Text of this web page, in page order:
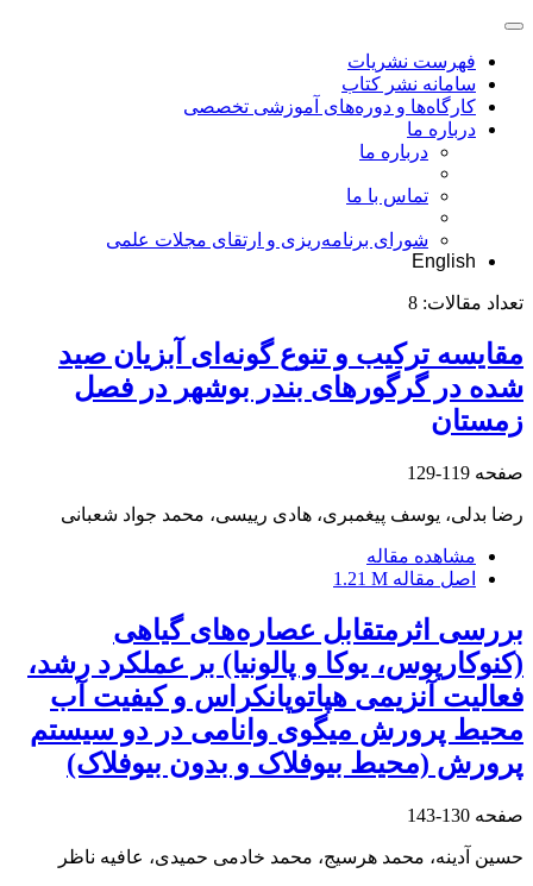
فهرست نشریات
سامانه نشر کتاب
کارگاه‌ها و دوره‌های آموزشی تخصصی
درباره ما
درباره ما
تماس با ما
شورای برنامه‌ریزی و ارتقای مجلات علمی
English
تعداد مقالات: 8
مقایسه ترکیب و تنوع گونه‌ای آبزیان صید
شده در گرگورهای بندر بوشهر در فصل
زمستان
صفحه 119-129
رضا بدلی، یوسف پیغمبری، هادی رییسی، محمد جواد شعبانی
مشاهده مقاله
اصل مقاله 1.21 M
بررسی اثرمتقابل عصاره‌های گیاهی
(کنوکارپوس، یوکا و پالونیا) بر عملکرد رشد،
فعالیت آنزیمی هپاتوپانکراس و کیفیت آب
محیط پرورش میگوی وانامی در دو سیستم
پرورش (محیط بیوفلاک و بدون بیوفلاک)
صفحه 130-143
حسین آدینه، محمد هرسیج، محمد خادمی حمیدی، عافیه ناظر